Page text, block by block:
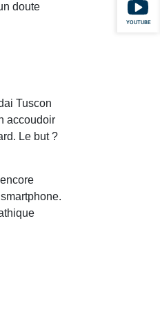
YOUTUBE
doute
Tuscon
accoudoir
Le but ?